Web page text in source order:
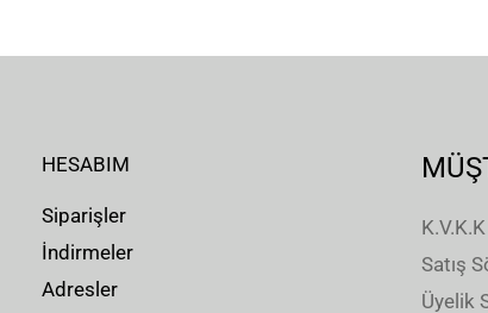
HESABIM
Siparişler
İndirmeler
Adresler
Satış
Üyelik